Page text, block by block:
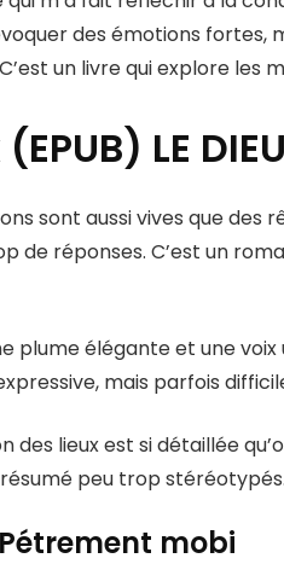
des émotions fortes,
un livre qui explore les
LE
sont aussi vives que des
de réponses. C’est un
plume élégante et une
mais parfois
des lieux est si détaillée
peu trop stéréotypés.
mobi